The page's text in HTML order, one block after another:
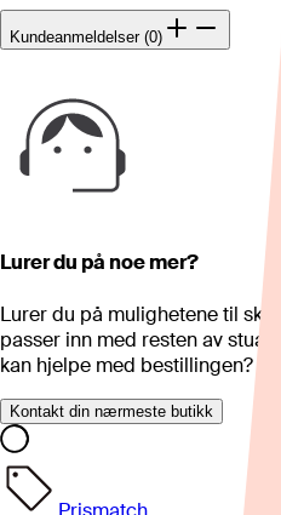
Kundeanmeldelser (0)
Lurer du på noe mer?
Lurer du på mulighetene til
passer inn med resten av stua
kan hjelpe med bestillingen?
Kontakt din nærmeste butikk